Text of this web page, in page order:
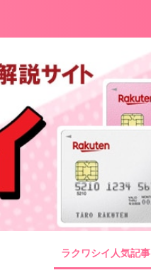
ラクワシイ人気記事